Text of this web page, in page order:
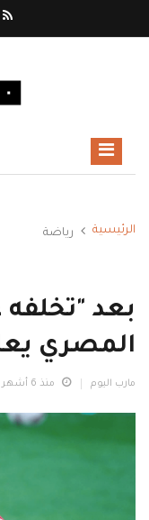
الرئيسية رياضة
بعد
المصري
مارب اليوم منذ 6 أشهر